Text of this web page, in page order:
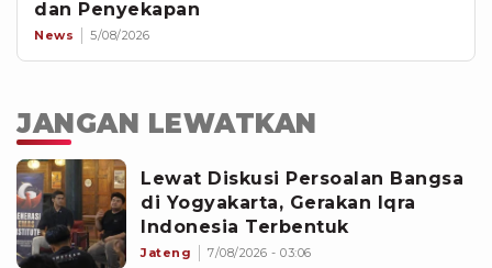
dan Penyekapan
News 5/08/2026
JANGAN LEWATKAN
Lewat Diskusi Persoalan Bangsa
di Yogyakarta, Gerakan Iqra
Indonesia Terbentuk
Jateng 7/08/2026 - 03:06